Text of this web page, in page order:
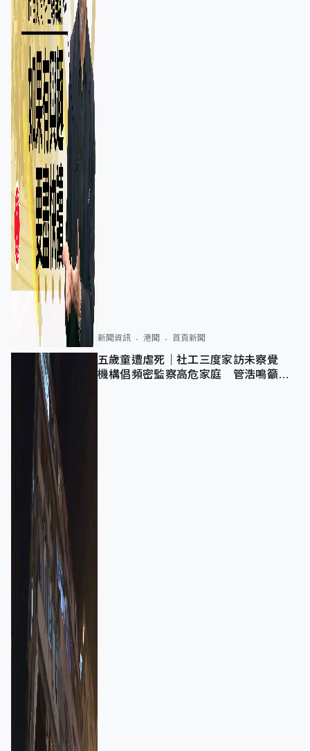
新聞資訊 港聞 首頁新聞
五歲童遭虐死｜社工三度家訪未察覺
機構倡頻密監察高危家庭 管浩鳴籲加